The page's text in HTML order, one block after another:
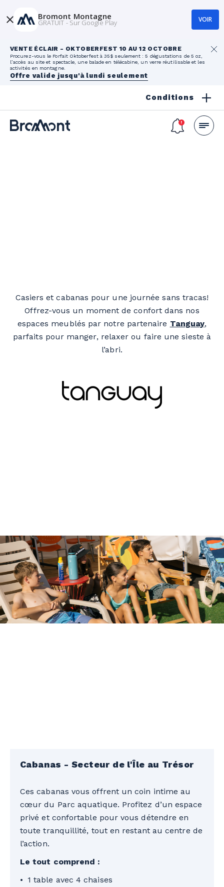
VENTE ÉCLAIR - OKTOBERFEST 10 AU 12 OCTOBRE
Procurez-vous le Forfait Oktoberfest à 35$ seulement : 5 dégustations de 5 oz,
l’accès au site et spectacle, une balade en télécabine, un verre réutilisable et les
activités en montagne.
Offre valide jusqu'à lundi seulement
Conditions
Casiers et cabanas pour une journée sans tracas!
Offrez-vous un moment de confort dans nos
espaces meublés par notre partenaire Tanguay,
parfaits pour manger, relaxer ou faire une sieste à
l’abri.
Cabanas - Secteur de l'Île au Trésor
Ces cabanas vous offrent un coin intime au
cœur du Parc aquatique. Profitez d’un espace
privé et confortable pour vous détendre en
toute tranquillité, tout en restant au centre de
l’action.
Le tout comprend :
1 table avec 4 chaises
Bromont Montagne
GRATUIT - Sur Google Play VOIR